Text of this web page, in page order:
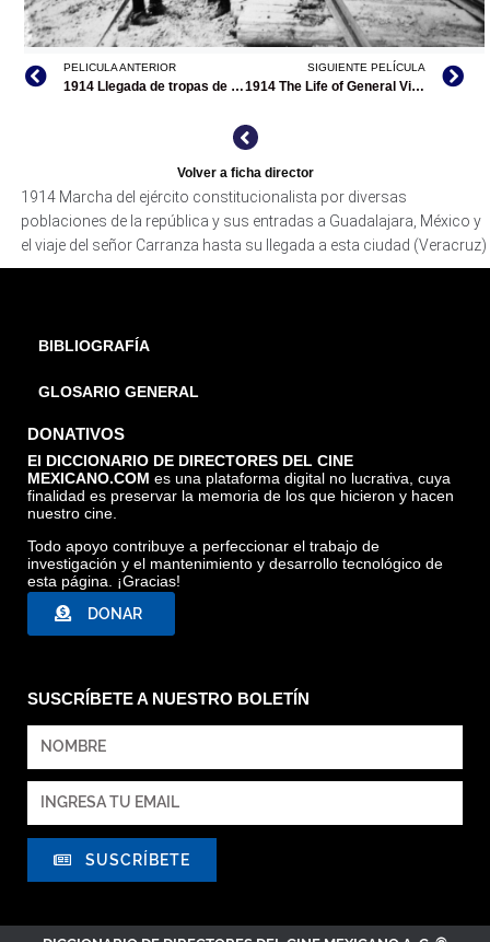
MARCHA DEL EJÉRCITO CONSTITUCIONALISTA POR
DIVERSAS POBLACIONES DE LA REPÚBLICA Y SUS
ENTRADAS A GUADALAJARA, MÉXICO Y EL VIAJE DEL
SEÑOR CARRANZA HASTA SU LLEGADA A ESTA CIUDAD
(VERACRUZ), ARCHIVO DDCM
PELICULA ANTERIOR
1914 Llegada de tropas de Obregón a Guadalajara
SIGUIENTE PELÍCULA
1914 The Life of General Villa (única película en México)
Volver a ficha director
1914 Marcha del ejército constitucionalista por diversas
poblaciones de la república y sus entradas a Guadalajara, México y
el viaje del señor Carranza hasta su llegada a esta ciudad (Veracruz)
BIBLIOGRAFÍA
GLOSARIO GENERAL
DONATIVOS
El DICCIONARIO DE DIRECTORES DEL CINE
MEXICANO.COM es una plataforma digital no lucrativa, cuya
finalidad es preservar la memoria de los que hicieron y hacen
nuestro cine.
Todo apoyo contribuye a perfeccionar el trabajo de
investigación y el mantenimiento y desarrollo tecnológico de
esta página. ¡Gracias!
DONAR
SUSCRÍBETE A NUESTRO BOLETÍN
SUSCRÍBETE